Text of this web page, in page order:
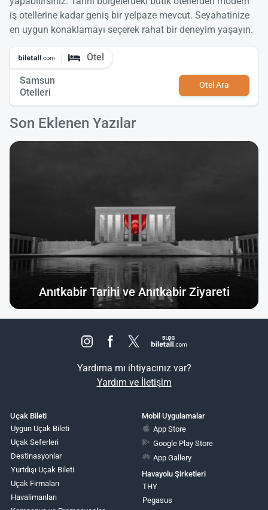
iş otellerine kadar geniş bir yelpaze mevcut. Seyahatinize
en uygun konaklamayı seçerek rahat bir deneyim yaşayın.
Otel
Samsun
Otelleri
Otel Ara
Son Eklenen Yazılar
Anıtkabir Tarihi ve Anıtkabir Ziyareti
Yardıma mı ihtiyacınız var?
Yardım ve İletişim
Uçak Bileti
Uygun Uçak Bileti
Uçak Seferleri
Destinasyonlar
Yurtdışı Uçak Bileti
Uçak Firmaları
Havalimanları
Mobil Uygulamalar
App Store
Google Play Store
App Gallery
Havayolu Şirketleri
THY
Pegasus